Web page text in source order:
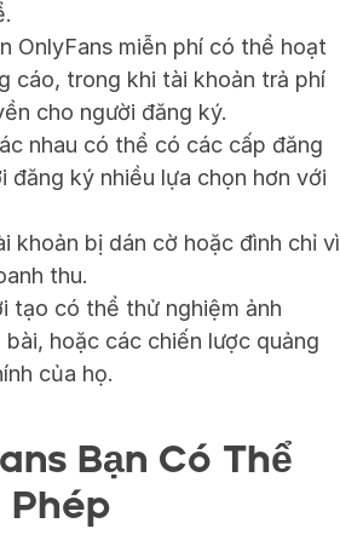
OnlyFans miễn phí có thể hoạt
cáo, trong khi tài khoản trả phí
cho người đăng ký.
nhau có thể có các cấp đăng
đăng ký nhiều lựa chọn hơn với
khoản bị dán cờ hoặc đình chỉ vì
thu.
tạo có thể thử nghiệm ảnh
hoặc các chiến lược quảng
của họ.
Bạn Có Thể
Phép